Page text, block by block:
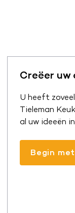
Creëer uw
U heeft
Tieleman
al uw ideeën
Begin